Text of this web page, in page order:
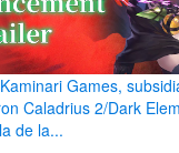
Games,
Caladrius 2/Dark
de la...